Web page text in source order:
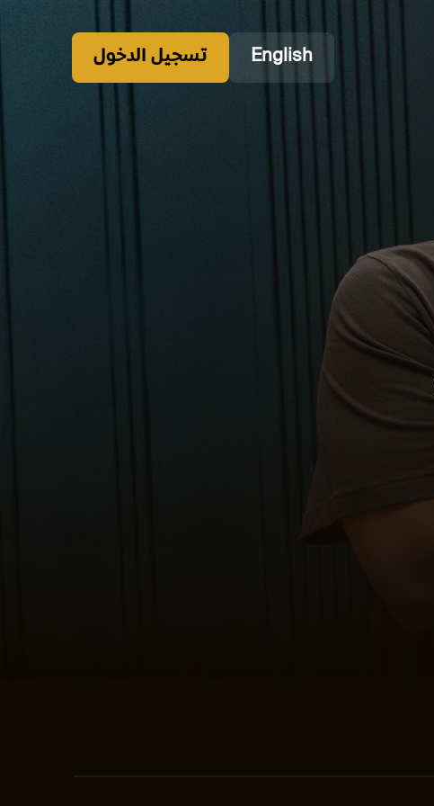
English تسجيل الدخول